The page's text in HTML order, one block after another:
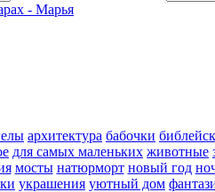
- Марья
архитектура бабочки
для самых маленьких животные
мосты натюрморт новый год
украшения уютный дом